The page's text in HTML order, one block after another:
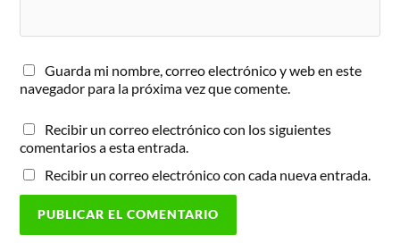
Guarda mi nombre, correo electrónico y web en este
navegador para la próxima vez que comente.
Recibir un correo electrónico con los siguientes
comentarios a esta entrada.
Recibir un correo electrónico con cada nueva entrada.